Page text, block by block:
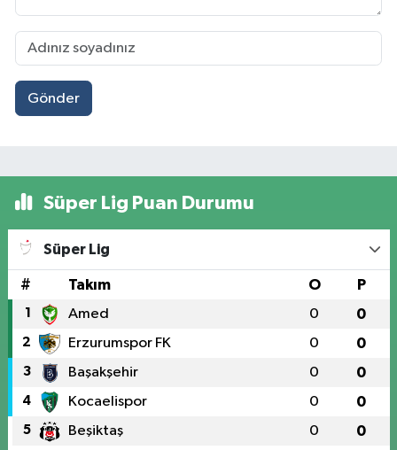
Gönder
Süper Lig Puan Durumu
Süper Lig
# Takım O P
1 Amed 0 0
2 Erzurumspor FK 0 0
3 Başakşehir 0 0
4 Kocaelispor 0 0
5 Beşiktaş 0 0